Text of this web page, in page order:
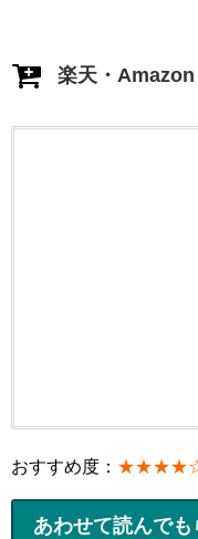
楽天・
おすすめ度：
あわせて読んで